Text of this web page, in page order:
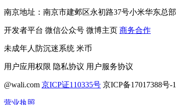
南京地址：南京市建邺区永初路37号小米华东总部
开发者平台 微信公众号 微博主页 商务合作
未成年人防沉迷系统 米币
用户应用权限 隐私协议 用户服务协议
@wali.com 京ICP证110335号 京ICP备17017388号-1
营业执照